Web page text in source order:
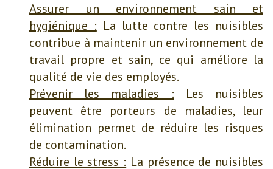
Assurer un environnement sain et
hygiénique : La lutte contre les nuisibles
contribue à maintenir un environnement de
travail propre et sain, ce qui améliore la
qualité de vie des employés.
Prévenir les maladies : Les nuisibles
peuvent être porteurs de maladies, leur
élimination permet de réduire les risques
de contamination.
Réduire le stress : La présence de nuisibles